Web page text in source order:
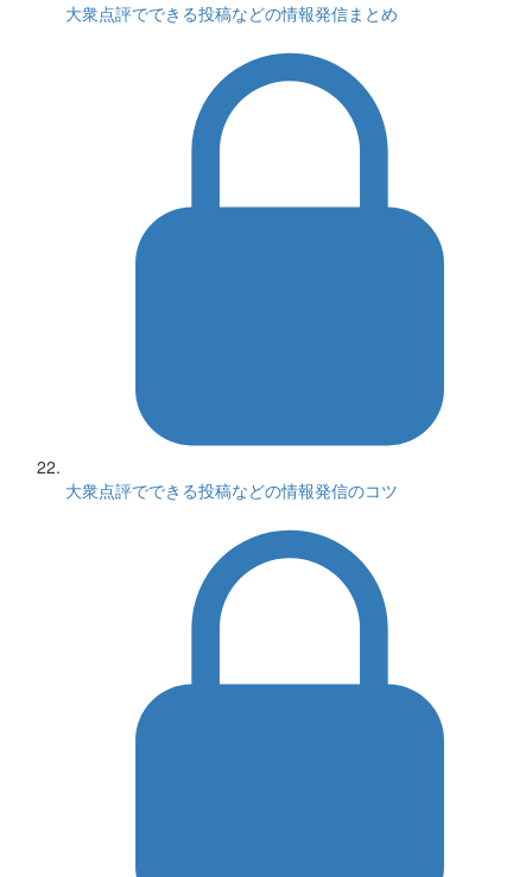
大衆点評でできる投稿などの情報発信まとめ
大衆点評でできる投稿などの情報発信のコツ